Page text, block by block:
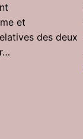
et
des deux